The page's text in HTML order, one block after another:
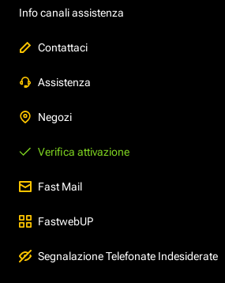
Info canali assistenza
Contattaci
Assistenza
Negozi
Verifica attivazione
Fast Mail
FastwebUP
Segnalazione Telefonate Indesiderate